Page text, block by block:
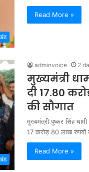
Read More »
adminvoice 2
मुख्यमंत्री
दी 17.80
की सौगात
मुख्यमंत्री पुष्कर सिंह
17 करोड़ 80 लाख रुपयों
Read More »